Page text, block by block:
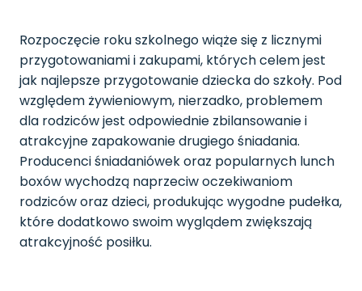
Rozpoczęcie roku szkolnego wiąże się z licznymi
przygotowaniami i zakupami, których celem jest
jak najlepsze przygotowanie dziecka do szkoły. Pod
względem żywieniowym, nierzadko, problemem
dla rodziców jest odpowiednie zbilansowanie i
atrakcyjne zapakowanie drugiego śniadania.
Producenci śniadaniówek oraz popularnych lunch
boxów wychodzą naprzeciw oczekiwaniom
rodziców oraz dzieci, produkując wygodne pudełka,
które dodatkowo swoim wyglądem zwiększają
atrakcyjność posiłku.